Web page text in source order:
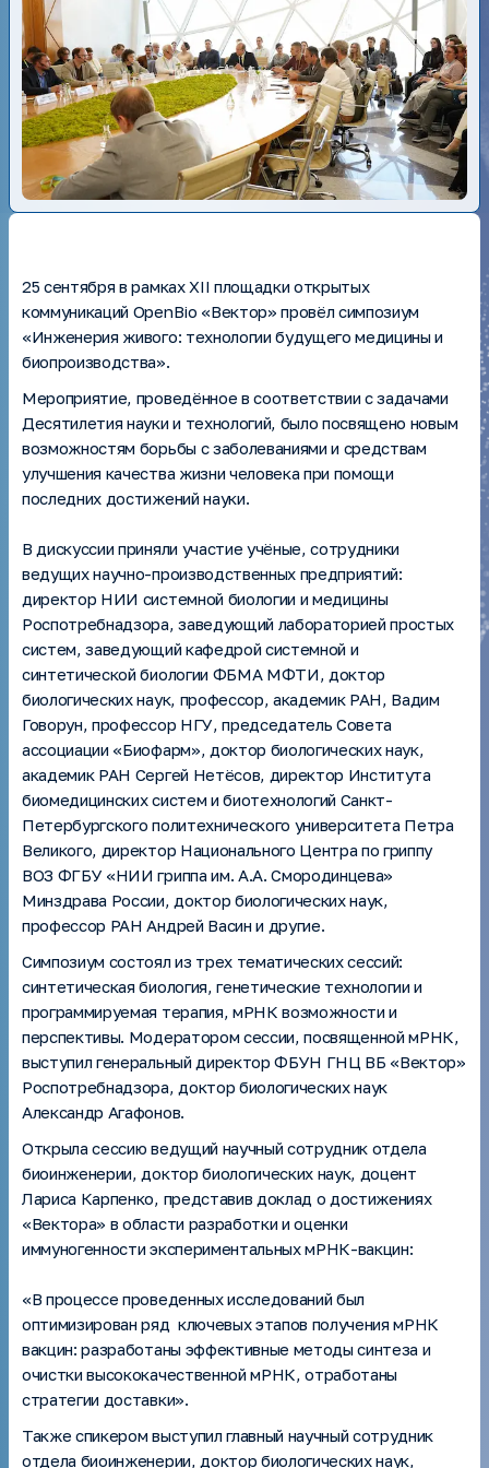
25 сентября в рамках XII площадки открытых
коммуникаций OpenBio «Вектор» провёл симпозиум
«Инженерия живого: технологии будущего медицины и
биопроизводства».
Мероприятие, проведённое в соответствии с задачами
Десятилетия науки и технологий, было посвящено новым
возможностям борьбы с заболеваниями и средствам
улучшения качества жизни человека при помощи
последних достижений науки.
В дискуссии приняли участие учёные, сотрудники
ведущих научно-производственных предприятий:
директор НИИ системной биологии и медицины
Роспотребнадзора, заведующий лабораторией простых
систем, заведующий кафедрой системной и
синтетической биологии ФБМA МФТИ, доктор
биологических наук, профессор, академик РАН, Вадим
Говорун, профессор НГУ, председатель Совета
ассоциации «Биофарм», доктор биологических наук,
академик РАН Сергей Нетёсов, директор Института
биомедицинских систем и биотехнологий Санкт-
Петербургского политехнического университета Петра
Великого, директор Национального Центра по гриппу
ВОЗ ФГБУ «НИИ гриппа им. А.А. Смородинцева»
Минздрава России, доктор биологических наук,
профессор РАН Андрей Васин и другие.
Симпозиум состоял из трех тематических сессий:
синтетическая биология, генетические технологии и
программируемая терапия, мРНК возможности и
перспективы. Модератором сессии, посвященной мРНК,
выступил генеральный директор ФБУН ГНЦ ВБ «Вектор»
Роспотребнадзора, доктор биологических наук
Александр Агафонов.
Открыла сессию ведущий научный сотрудник отдела
биоинженерии, доктор биологических наук, доцент
Лариса Карпенко, представив доклад о достижениях
«Вектора» в области разработки и оценки
иммуногенности экспериментальных мРНК-вакцин:
«В процессе проведенных исследований был
оптимизирован ряд ключевых этапов получения мРНК
вакцин: разработаны эффективные методы синтеза и
очистки высококачественной мРНК, отработаны
стратегии доставки».
Также спикером выступил главный научный сотрудник
отдела биоинженерии, доктор биологических наук,
Patents
Scientific publications
Unique scientific installations
Federal and targeted programs
Services
Auctions, purchases
Anti-corruption